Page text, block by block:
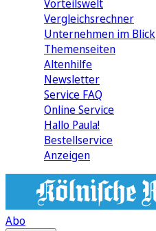
Vorteilswelt
Vergleichsrechner
Unternehmen im Blick
Themenseiten
Altenhilfe
Newsletter
Service FAQ
Online Service
Hallo Paula!
Bestellservice
Anzeigen
Abo